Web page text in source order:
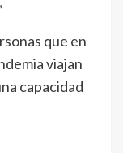
que en
viajan
capacidad